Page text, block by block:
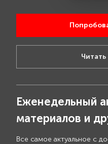
Еженедельный
материалов и
Все самое актуальное с